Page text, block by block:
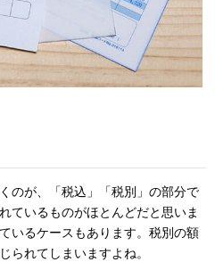
のが、「税込」「税別」の部分で
ているものがほとんどだと思いま
いるケースもあります。税別の額
られてしまいますよね。